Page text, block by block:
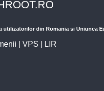
utilizatorilor din Romania si Uniunea
VPS LIR